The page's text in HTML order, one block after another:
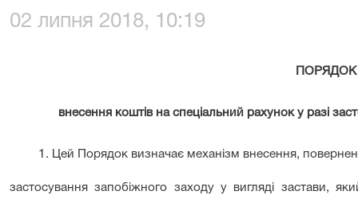
02 липня 2018, 10:19
ПОРЯДОК
внесення коштів на спеціальний рахунок у разі
1. Цей Порядок визначає механізм внесення,
застосування запобіжного заходу у вигляді застави,